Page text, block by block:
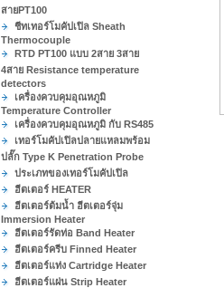
สายPT100
ชีทเทอร์โมคัปเปิล Sheath
Thermocouple
RTD PT100 แบบ 2สาย 3สาย
4สาย Resistance temperature
detectors
เครื่องควบคุมอุณหภูมิ
Temperature Controller
เครื่องควบคุมอุณหภูมิ กับ RS485
เทอร์โมคัปเปิลปลายแหลมพร้อม
ปลั๊ก Type K Penetration Probe
ประเภทของเทอร์โมคัปเปิล
ฮีตเตอร์ HEATER
ฮีตเตอร์ต้มน้ำ ฮีตเตอร์จุ่ม
Immersion Heater
ฮีตเตอร์รัดท่อ Band Heater
ฮีตเตอร์ครีบ Finned Heater
ฮีตเตอร์แท่ง Cartridge Heater
ฮีตเตอร์แผ่น Strip Heater